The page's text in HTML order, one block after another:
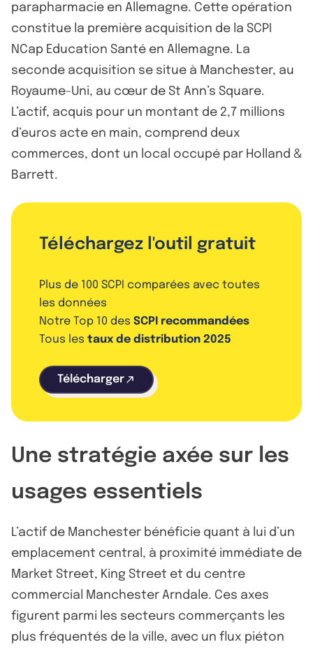
parapharmacie en Allemagne. Cette opération
constitue la première acquisition de la SCPI
NCap Education Santé en Allemagne. La
seconde acquisition se situe à Manchester, au
Royaume-Uni, au cœur de St Ann’s Square.
L’actif, acquis pour un montant de 2,7 millions
d’euros acte en main, comprend deux
commerces, dont un local occupé par Holland &
Barrett.
Téléchargez l'outil gratuit
Plus de 100 SCPI comparées avec toutes
les données
Notre Top 10 des SCPI recommandées
Tous les taux de distribution 2025
Télécharger
Une stratégie axée sur les
usages essentiels
L’actif de Manchester bénéficie quant à lui d’un
emplacement central, à proximité immédiate de
Market Street, King Street et du centre
commercial Manchester Arndale. Ces axes
figurent parmi les secteurs commerçants les
plus fréquentés de la ville, avec un flux piéton